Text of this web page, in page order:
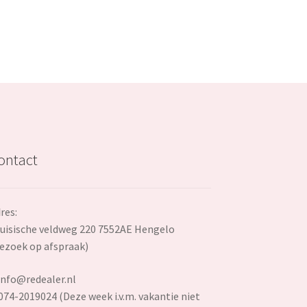
veldweg 220 7552AE Hengelo
op afspraak)
2019024 (Deze week i.v.m. vakantie niet